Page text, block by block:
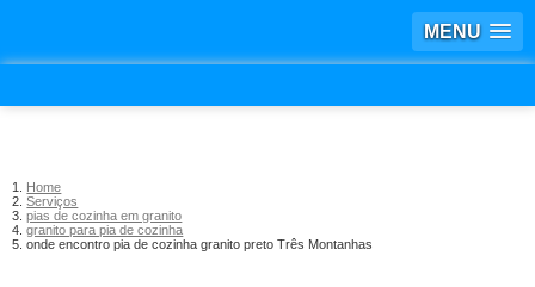
MENU
Home
Serviços
pias de cozinha em granito
granito para pia de cozinha
onde encontro pia de cozinha granito preto Três Montanhas